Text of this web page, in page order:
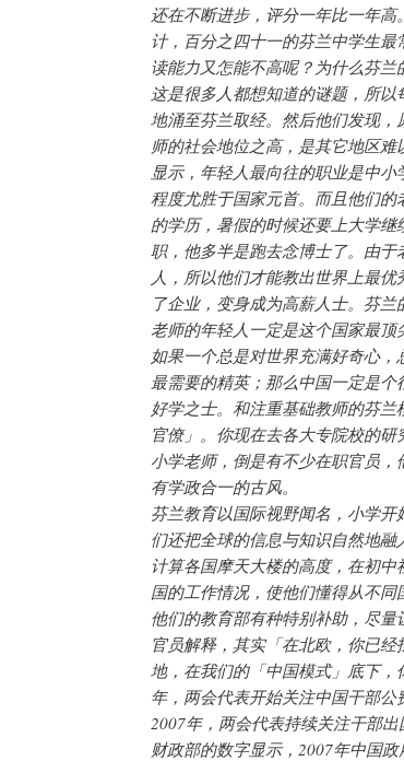
还在不断进步，评分一年比一年
计，百分之四十一的芬兰中学生
读能力又怎能不高呢？为什么芬兰
这是很多人都想知道的谜题，所
地涌至芬兰取经。然后他们发现
师的社会地位之高，是其它地区
显示，年轻人最向往的职业是中
程度尤胜于国家元首。而且他们
的学历，暑假的时候还要上大学
职，他多半是跑去念博士了。由
人，所以他们才能教出世界上最
了企业，变身成为高薪人士。芬
老师的年轻人一定是这个国家最顶
如果一个总是对世界充满好奇心
最需要的精英；那么中国一定是
好学之士。和注重基础教师的芬
官僚」。你现在去各大专院校的
小学老师，倒是有不少在职官员
有学政合一的古风。
芬兰教育以国际视野闻名，小学
们还把全球的信息与知识自然地
计算各国摩天大楼的高度，在初
国的工作情况，使他们懂得从不同
他们的教育部有种特别补助，尽
官员解释，其实「在北欧，你已
地，在我们的「中国模式」底下
年，两会代表开始关注中国干部
2007年，两会代表持续关注干部
财政部的数字显示，2007年中国